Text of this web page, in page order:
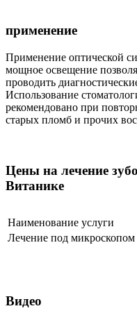
применение
Применение оптической
мощное освещение
проводить
Использование
рекомендовано при
старых пломб и прочих
Цены на лечение
Витанике
Наименование услуги
Лечение под микроскопом
Видео